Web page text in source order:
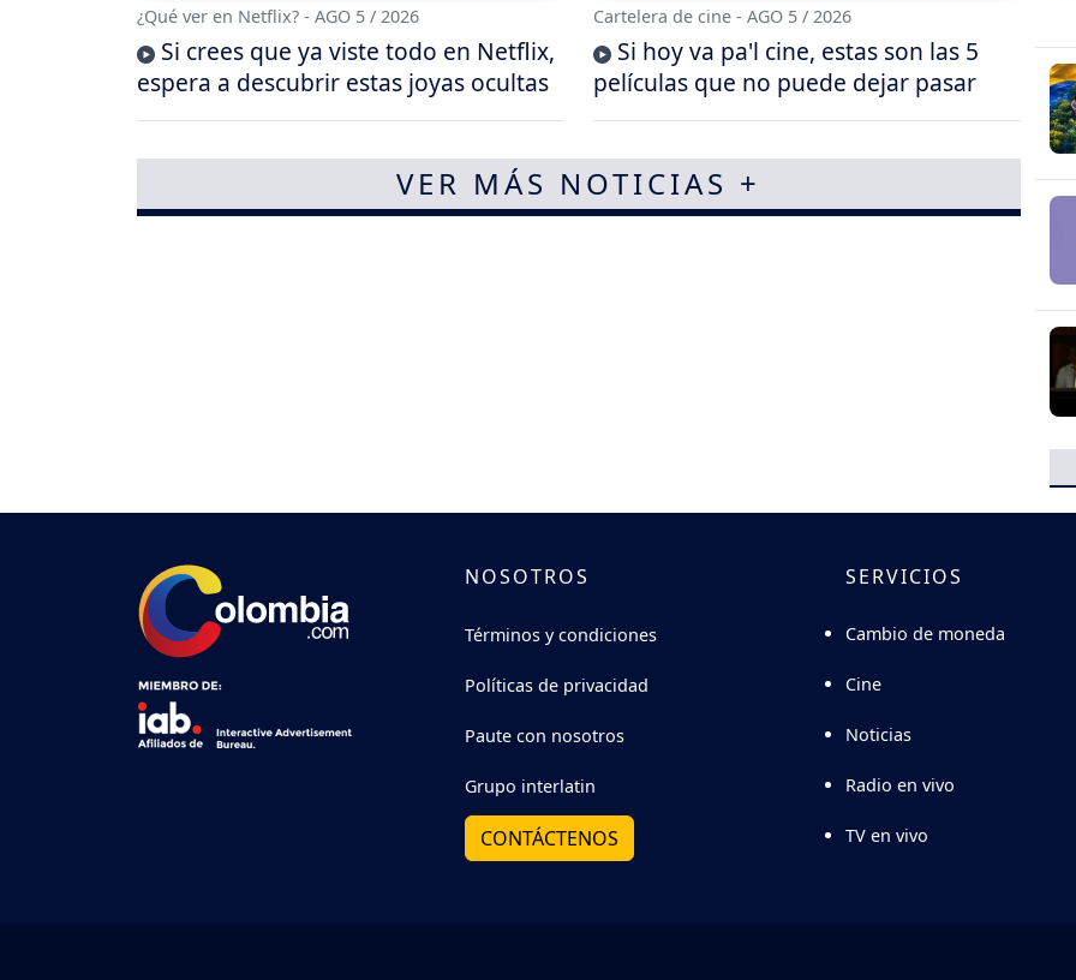
¿Qué ver en Netflix? - AGO 5 / 2026
Si crees que ya viste todo en Netflix,
espera a descubrir estas joyas ocultas
Cartelera de cine - AGO 5 / 2026
Si hoy va pa'l cine, estas son las 5
películas que no puede dejar pasar
VER MÁS NOTICIAS +
NOSOTROS
Términos y condiciones
Políticas de privacidad
Paute con nosotros
Grupo interlatin
CONTÁCTENOS
SERVICIOS
Cambio de moneda
Cine
Noticias
Radio en vivo
TV en vivo